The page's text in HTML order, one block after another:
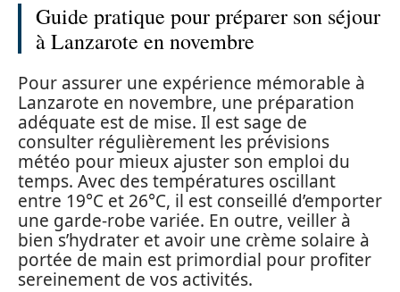
Guide pratique pour préparer son séjour
à Lanzarote en novembre
Pour assurer une expérience mémorable à
Lanzarote en novembre, une préparation
adéquate est de mise. Il est sage de
consulter régulièrement les prévisions
météo pour mieux ajuster son emploi du
temps. Avec des températures oscillant
entre 19°C et 26°C, il est conseillé d’emporter
une garde-robe variée. En outre, veiller à
bien s’hydrater et avoir une crème solaire à
portée de main est primordial pour profiter
sereinement de vos activités.